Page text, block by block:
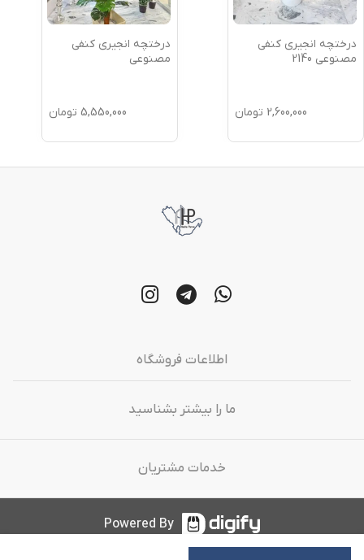
درختچه انجیری کنفی
مصنوعی 2140
2,600,000 تومان
درختچه انجیری کنفی
مصنوعی
5,550,000 تومان
اطلاعات فروشگاه
ما را بیشتر بشناسید
خدمات مشتریان
Powered By